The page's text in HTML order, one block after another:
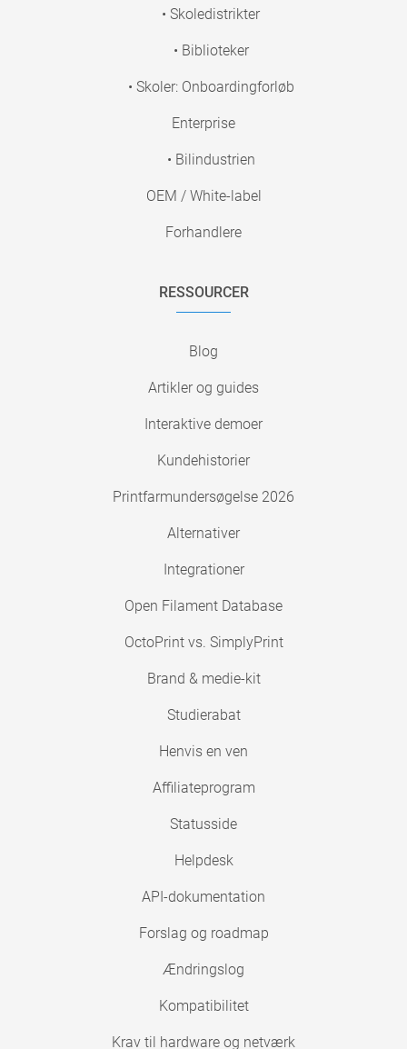
• Skoledistrikter
• Biblioteker
• Skoler: Onboardingforløb
Enterprise
• Bilindustrien
OEM / White-label
Forhandlere
RESSOURCER
Blog
Artikler og guides
Interaktive demoer
Kundehistorier
Printfarmundersøgelse 2026
Alternativer
Integrationer
Open Filament Database
OctoPrint vs. SimplyPrint
Brand & medie-kit
Studierabat
Henvis en ven
Affiliateprogram
Statusside
Helpdesk
API-dokumentation
Forslag og roadmap
Ændringslog
Kompatibilitet
Krav til hardware og netværk